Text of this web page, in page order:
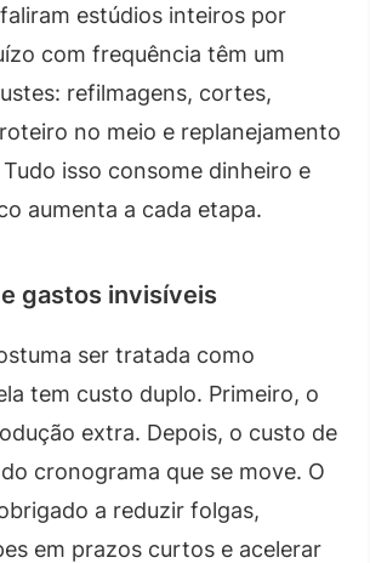
estúdios inteiros por
com frequência têm um
refilmagens, cortes,
no meio e replanejamento
isso consome dinheiro e
aumenta a cada etapa.
gastos invisíveis
ser tratada como
tem custo duplo. Primeiro, o
extra. Depois, o custo de
cronograma que se move. O
a reduzir folgas,
em prazos curtos e acelerar